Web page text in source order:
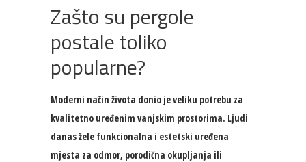
Zašto su pergole
postale toliko
popularne?
Moderni način života donio je veliku potrebu za
kvalitetno uređenim vanjskim prostorima. Ljudi
danas žele funkcionalna i estetski uređena
mjesta za odmor, porodična okupljanja ili